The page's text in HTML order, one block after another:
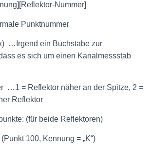
Nummer]
Punktnummer
…Irgend ein Buchstabe zur
es sich um einen Kanalmessstab
…1 = Reflektor näher an der Spitze, 2 =
Reflektor
(für beide Reflektoren)
(Punkt 100, Kennung = „K“)